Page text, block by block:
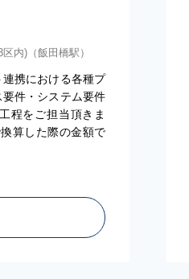
内)（飯田橋駅）
携における各種プ
件・システム要件
程をご担当頂きま
算した際の金額で